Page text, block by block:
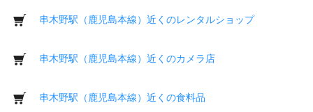
串木野駅（鹿児島本線）近くのレンタルショップ
串木野駅（鹿児島本線）近くのカメラ店
串木野駅（鹿児島本線）近くの食料品